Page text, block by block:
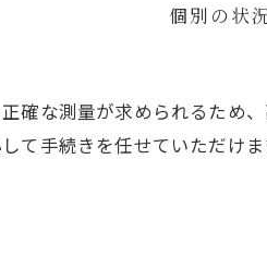
個別の状
確な測量が求められるため
て手続きを任せていただけ